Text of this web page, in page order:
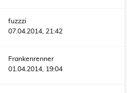
fuzzzi
07.04.2014, 21:42
Frankenrenner
01.04.2014, 19:04